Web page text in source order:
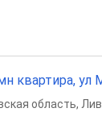
квартира, ул
область,